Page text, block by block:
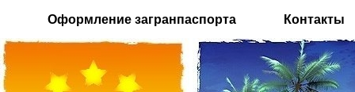
Оформление загранпаспорта Контакты